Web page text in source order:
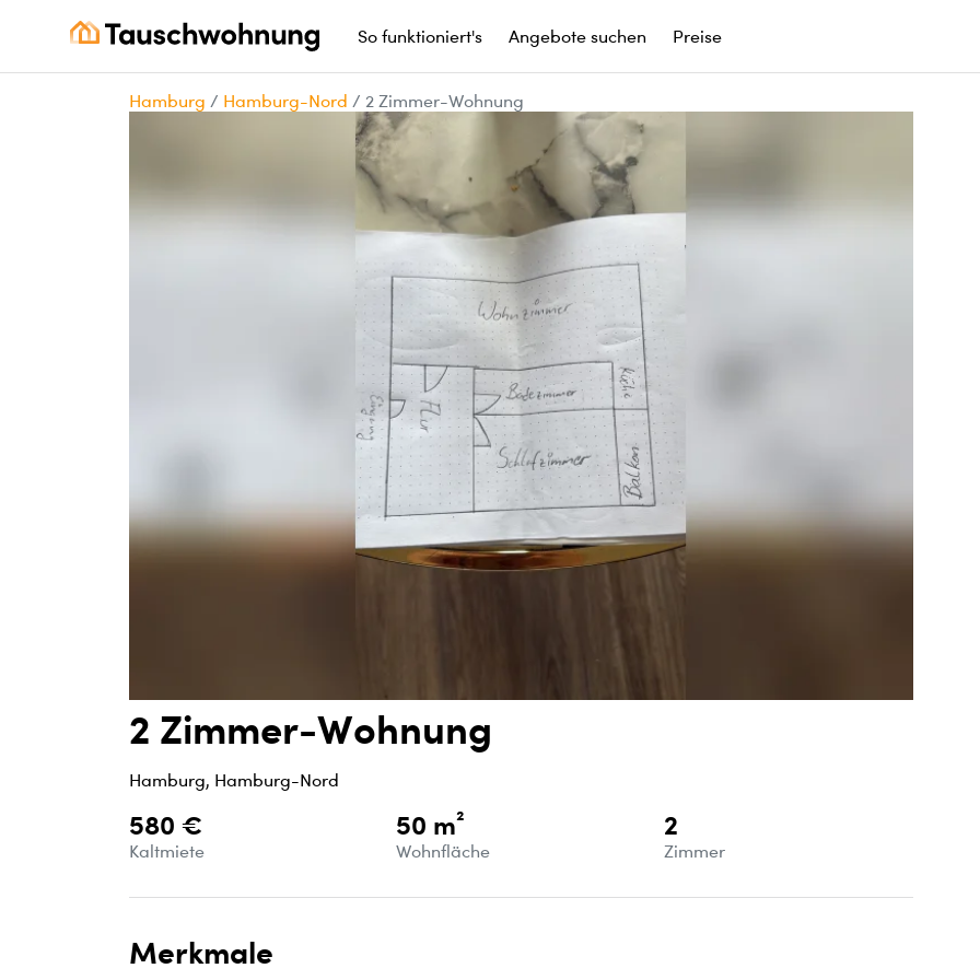
So funktioniert's Angebote suchen Preise
Hamburg / Hamburg-Nord / 2 Zimmer-Wohnung
2 Zimmer-Wohnung
Hamburg, Hamburg-Nord
580 €
Kaltmiete
50 m²
Wohnfläche
2
Zimmer
Merkmale